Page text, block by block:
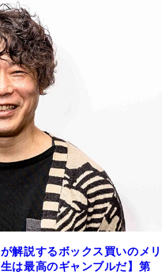
解説するボックス買いのメリ
は最高のギャンブルだ】第